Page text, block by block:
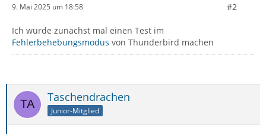
9. Mai 2025 um 18:58 #2
Ich würde zunächst mal einen Test im
Fehlerbehebungsmodus von Thunderbird machen
Taschendrachen
Junior-Mitglied